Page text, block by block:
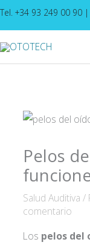
Ir
contenido
Tel. +34 93 249 00 90 |
Pelos
Salud Auditiva /
comentario
Los pelos del